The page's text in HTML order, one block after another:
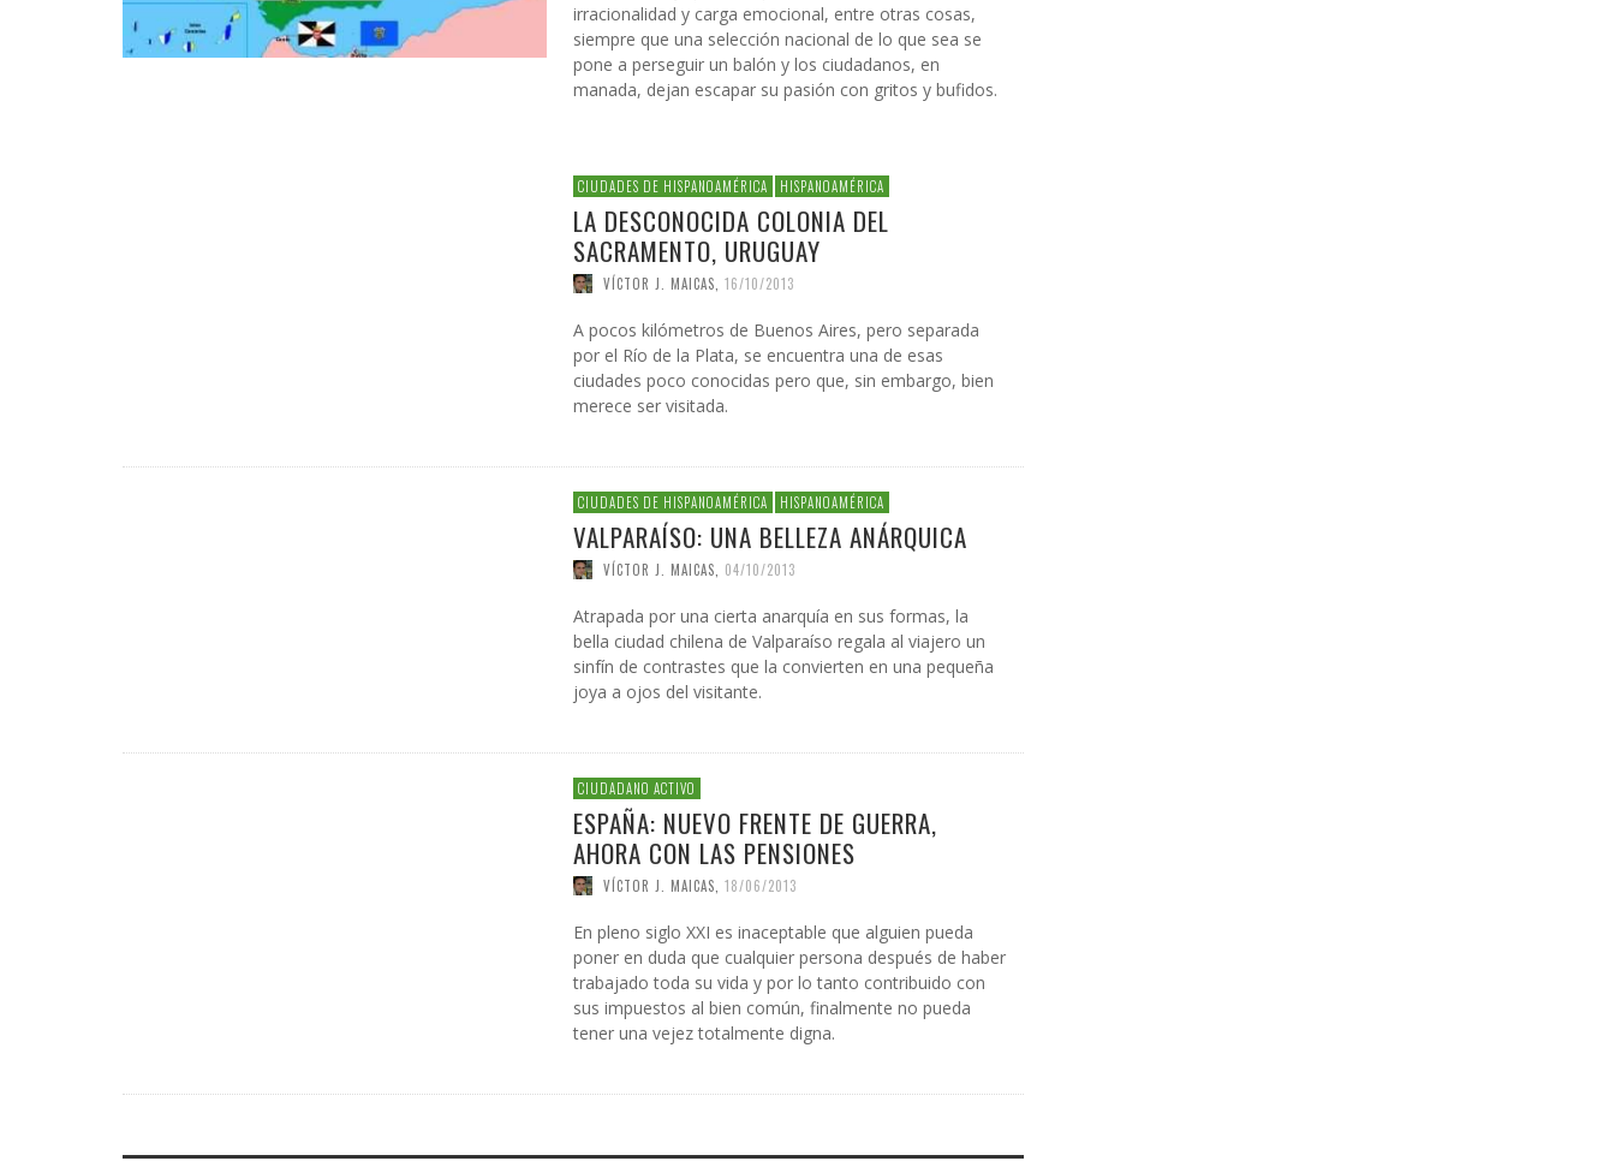
irracionalidad y carga emocional, entre otras cosas,
siempre que una selección nacional de lo que sea se
pone a perseguir un balón y los ciudadanos, en
manada, dejan escapar su pasión con gritos y bufidos.
CIUDADES DE HISPANOAMÉRICA HISPANOAMÉRICA
LA DESCONOCIDA COLONIA DEL
SACRAMENTO, URUGUAY
VÍCTOR J. MAICAS, 16/10/2013
A pocos kilómetros de Buenos Aires, pero separada
por el Río de la Plata, se encuentra una de esas
ciudades poco conocidas pero que, sin embargo, bien
merece ser visitada.
CIUDADES DE HISPANOAMÉRICA HISPANOAMÉRICA
VALPARAÍSO: UNA BELLEZA ANÁRQUICA
VÍCTOR J. MAICAS 04/10/2013
Atrapada por una cierta anarquía en sus formas, la
bella ciudad chilena de Valparaíso regala al viajero un
sinfín de contrastes que la convierten en una pequeña
joya a ojos del visitante.
CIUDADANO ACTIVO
ESPAÑA: NUEVO FRENTE DE GUERRA,
AHORA CON LAS PENSIONES
VÍCTOR J. MAICAS 18/06/2013
En pleno siglo XXI es inaceptable que alguien pueda
poner en duda que cualquier persona después de haber
trabajado toda su vida y por lo tanto contribuido con
sus impuestos al bien común, finalmente no pueda
tener una vejez totalmente digna.